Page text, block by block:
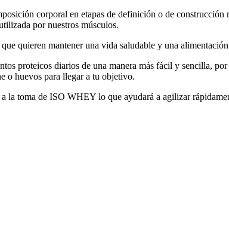
corporal en etapas de definición o de
por nuestros músculos.
quieren mantener una vida saludable y una
proteicos diarios de una manera más fácil y sencilla,
o huevos para llegar a tu objetivo.
la toma de ISO WHEY lo que ayudará a agilizar